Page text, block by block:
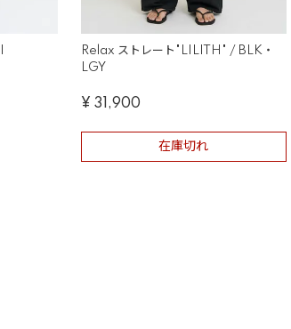
Relax ストレート"LILITH" / BLK・
LGY
¥ 31,900
在庫切れ